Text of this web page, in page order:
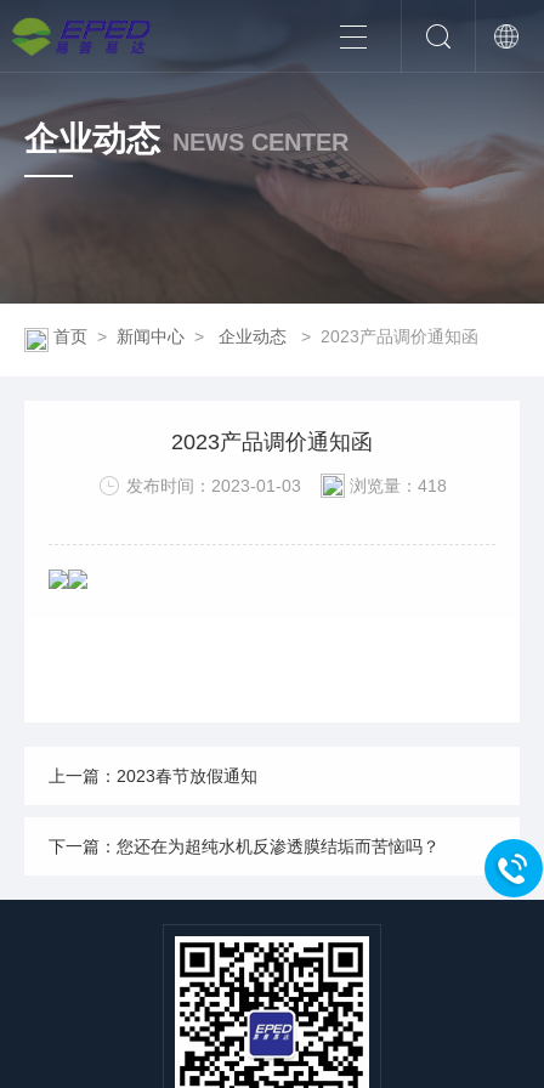
企业动态 NEWS CENTER
首页 > 新闻中心 > 企业动态 > 2023产品调价通知函
2023产品调价通知函
发布时间：2023-01-03 浏览量：418
上一篇：2023春节放假通知
下一篇：您还在为超纯水机反渗透膜结垢而苦恼吗？